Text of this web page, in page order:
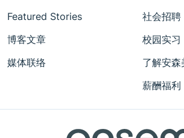
Featured Stories
博客文章
媒体联络
社会招聘
校园实习
了解安森
薪酬福利